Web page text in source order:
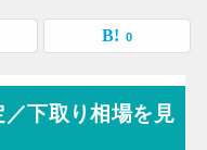
0
下取り相場を見